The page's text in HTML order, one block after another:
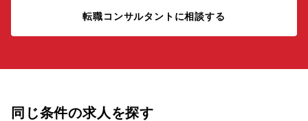
転職コンサルタントに相談する
同じ条件の求人を探す